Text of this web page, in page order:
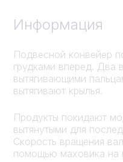
Информация
Подвесной конвейер
грудками вперед. Два
вытягивающими
вытягивают крылья.
Продукты покидают
вытянутыми для
Скорость вращения
помощью маховика на